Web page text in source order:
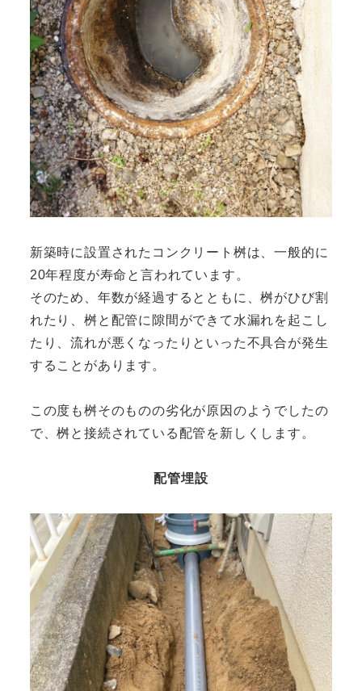
新築時に設置されたコンクリート桝は、一般的に
20年程度が寿命と言われています。
そのため、年数が経過するとともに、桝がひび割
れたり、桝と配管に隙間ができて水漏れを起こし
たり、流れが悪くなったりといった不具合が発生
することがあります。
この度も桝そのものの劣化が原因のようでしたの
で、桝と接続されている配管を新しくします。
配管埋設